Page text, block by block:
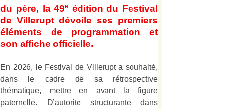
du père, la 49e édition du Festival
de Villerupt dévoile ses premiers
éléments de programmation et
son affiche officielle.
En 2026, le Festival de Villerupt a souhaité,
dans le cadre de sa rétrospective
thématique, mettre en avant la figure
paternelle. D’autorité structurante dans